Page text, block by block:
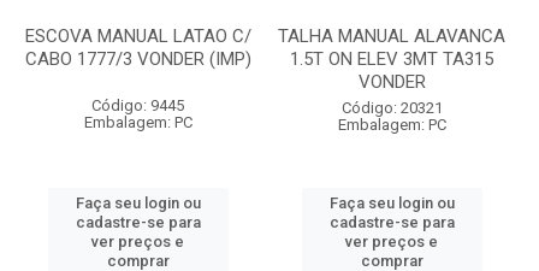
ESCOVA MANUAL LATAO C/
CABO 1777/3 VONDER (IMP)
Código: 9445
Embalagem: PC
Faça seu login ou
cadastre-se para
ver preços e
comprar
TALHA MANUAL ALAVANCA
1.5T ON ELEV 3MT TA315
VONDER
Código: 20321
Embalagem: PC
Faça seu login ou
cadastre-se para
ver preços e
comprar